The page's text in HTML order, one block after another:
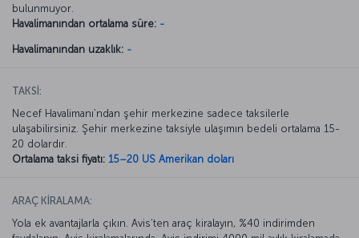
bulunmuyor.
Havalimanından ortalama süre: -
Havalimanından uzaklık: -
TAKSİ:
Necef Havalimanı’ndan şehir merkezine sadece taksilerle
ulaşabilirsiniz. Şehir merkezine taksiyle ulaşımın bedeli ortalama 15-
20 dolardır.
Ortalama taksi fiyatı: 15–20 US Amerikan doları
ARAÇ KİRALAMA:
Yola ek avantajlarla çıkın. Avis’ten araç kiralayın, %40 indirimden